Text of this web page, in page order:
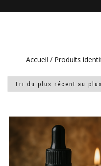
Accueil / Produits